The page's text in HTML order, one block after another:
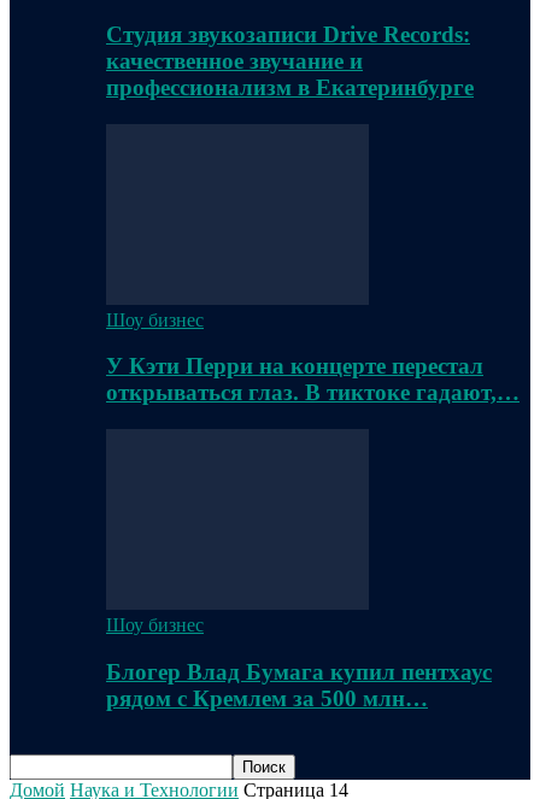
Студия звукозаписи Drive Records:
качественное звучание и
профессионализм в Екатеринбурге
Шоу бизнес
У Кэти Перри на концерте перестал
открываться глаз. В тиктоке гадают,…
Шоу бизнес
Блогер Влад Бумага купил пентхаус
рядом с Кремлем за 500 млн…
Домой Наука и Технологии Страница 14